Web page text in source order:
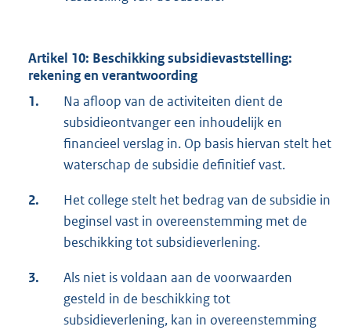
Artikel 10: Beschikking subsidievaststelling:
rekening en verantwoording
1.
Na afloop van de activiteiten dient de
subsidieontvanger een inhoudelijk en
financieel verslag in. Op basis hiervan stelt het
waterschap de subsidie definitief vast.
2.
Het college stelt het bedrag van de subsidie in
beginsel vast in overeenstemming met de
beschikking tot subsidieverlening.
3.
Als niet is voldaan aan de voorwaarden
gesteld in de beschikking tot
subsidieverlening, kan in overeenstemming